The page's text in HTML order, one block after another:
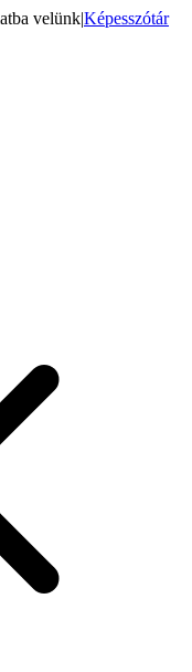
velünk|Képesszótár